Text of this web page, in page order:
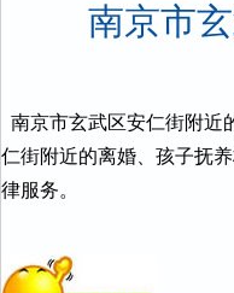
南京市
南京市玄武区安仁街附近
仁街附近的离婚、孩子抚
律服务。